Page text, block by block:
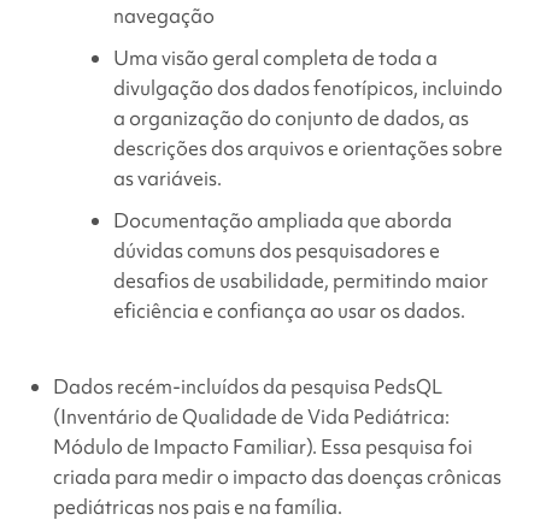
navegação
Uma visão geral completa de toda a
divulgação dos dados fenotípicos, incluindo
a organização do conjunto de dados, as
descrições dos arquivos e orientações sobre
as variáveis.
Documentação ampliada que aborda
dúvidas comuns dos pesquisadores e
desafios de usabilidade, permitindo maior
eficiência e confiança ao usar os dados.
Dados recém-incluídos da pesquisa PedsQL
(Inventário de Qualidade de Vida Pediátrica:
Módulo de Impacto Familiar). Essa pesquisa foi
criada para medir o impacto das doenças crônicas
pediátricas nos pais e na família.